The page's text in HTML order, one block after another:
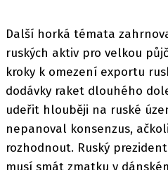
Další horká témata
ruských aktiv pro velkou
kroky k omezení exportu
dodávky raket dlouhého
udeřit hlouběji na ruské
nepanoval konsenzus,
rozhodnout. Ruský
musí smát zmatku v